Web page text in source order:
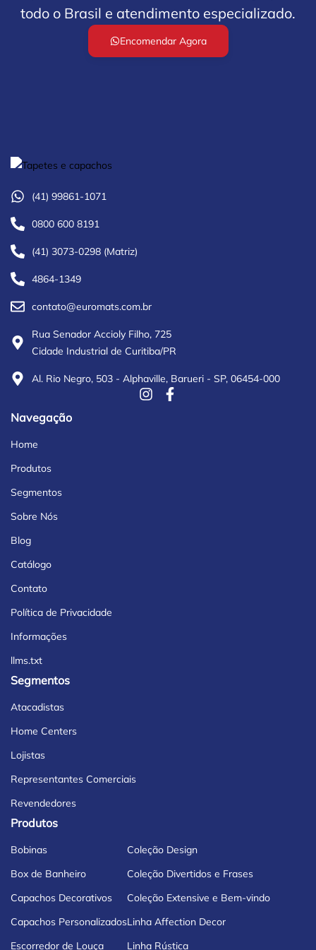
todo o Brasil e atendimento especializado.
Encomendar Agora
(41) 99861-1071
0800 600 8191
(41) 3073-0298 (Matriz)
4864-1349
contato@euromats.com.br
Rua Senador Accioly Filho, 725
Cidade Industrial de Curitiba/PR
Al. Rio Negro, 503 - Alphaville, Barueri - SP, 06454-000
Navegação
Home
Produtos
Segmentos
Sobre Nós
Blog
Catálogo
Contato
Política de Privacidade
Informações
llms.txt
Segmentos
Atacadistas
Home Centers
Lojistas
Representantes Comerciais
Revendedores
Produtos
Bobinas
Box de Banheiro
Capachos Decorativos
Capachos Personalizados
Escorredor de Louça
Coleção Design
Coleção Divertidos e Frases
Coleção Extensive e Bem-vindo
Linha Affection Decor
Linha Rústica